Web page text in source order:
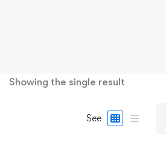
Showing the single result
See